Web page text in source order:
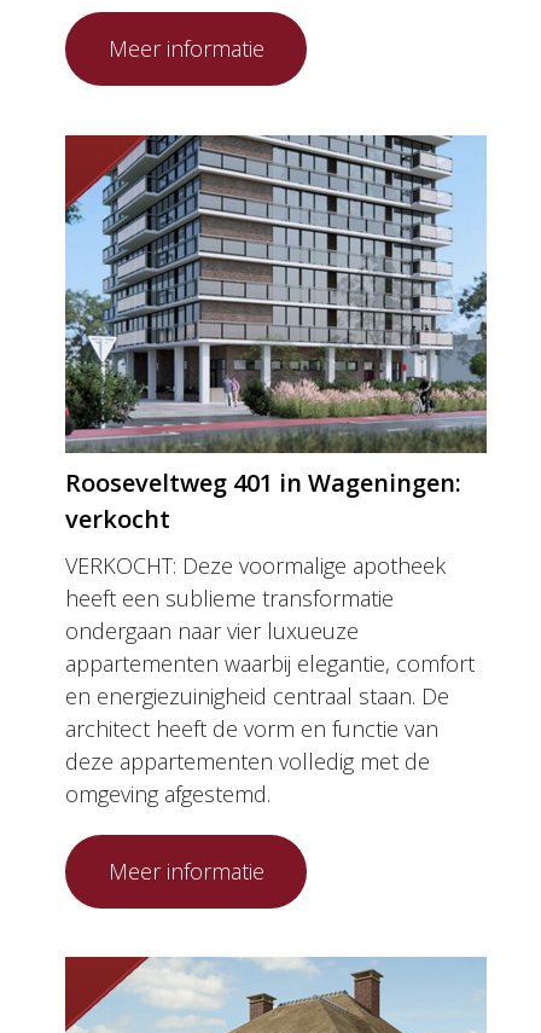
Rooseveltweg 401 in Wageningen:
verkocht
VERKOCHT: Deze voormalige apotheek
heeft een sublieme transformatie
ondergaan naar vier luxueuze
appartementen waarbij elegantie, comfort
en energiezuinigheid centraal staan. De
architect heeft de vorm en functie van
deze appartementen volledig met de
omgeving afgestemd.